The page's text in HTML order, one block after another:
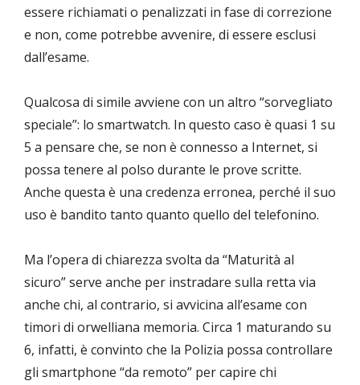
essere richiamati o penalizzati in fase di correzione
e non, come potrebbe avvenire, di essere esclusi
dall’esame.
Qualcosa di simile avviene con un altro “sorvegliato
speciale”: lo smartwatch. In questo caso è quasi 1 su
5 a pensare che, se non è connesso a Internet, si
possa tenere al polso durante le prove scritte.
Anche questa è una credenza erronea, perché il suo
uso è bandito tanto quanto quello del telefonino.
Ma l’opera di chiarezza svolta da “Maturità al
sicuro” serve anche per instradare sulla retta via
anche chi, al contrario, si avvicina all’esame con
timori di orwelliana memoria. Circa 1 maturando su
6, infatti, è convinto che la Polizia possa controllare
gli smartphone “da remoto” per capire chi